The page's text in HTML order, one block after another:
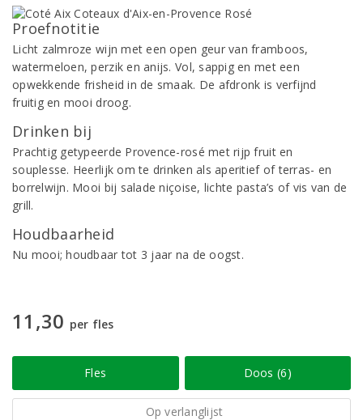
Proefnotitie
Licht zalmroze wijn met een open geur van framboos,
watermeloen, perzik en anijs. Vol, sappig en met een
opwekkende frisheid in de smaak. De afdronk is verfijnd
fruitig en mooi droog.
Drinken bij
Prachtig getypeerde Provence-rosé met rijp fruit en
souplesse. Heerlijk om te drinken als aperitief of terras- en
borrelwijn. Mooi bij salade niçoise, lichte pasta’s of vis van de
grill.
Houdbaarheid
Nu mooi; houdbaar tot 3 jaar na de oogst.
11,30 per fles
Fles Doos (6)
Op verlanglijst